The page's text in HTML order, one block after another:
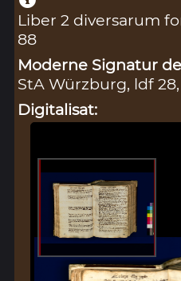
Liber 2 diversarum
88
Moderne Signatur
StA Würzburg, ldf 28,
Digitalisat: